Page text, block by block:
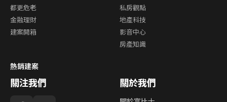
都更危老
金融理財
建案開箱
私房觀點
地產科技
影音中心
房產知識
熱銷建案
關注我們 關於我們